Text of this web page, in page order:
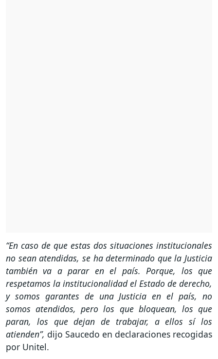
“En caso de que estas dos situaciones institucionales
no sean atendidas, se ha determinado que la Justicia
también va a parar en el país. Porque, los que
respetamos la institucionalidad el Estado de derecho,
y somos garantes de una Justicia en el país, no
somos atendidos, pero los que bloquean, los que
paran, los que dejan de trabajar, a ellos sí los
atienden”, dijo Saucedo en declaraciones recogidas
por Unitel.